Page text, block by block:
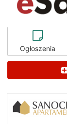
Ogłoszenia